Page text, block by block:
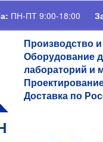
ПН-ПТ 9:00-18:00
Производство
Оборудование
лабораторий и
Доставка по